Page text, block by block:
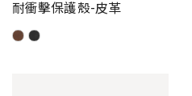
耐衝擊保護殼-皮革